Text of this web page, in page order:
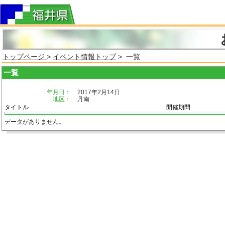
トップページ > イベント情報トップ> 一覧
一覧
年月日：
2017年2月14日
地区：
丹南
タイトル
開催期間
データがありません。